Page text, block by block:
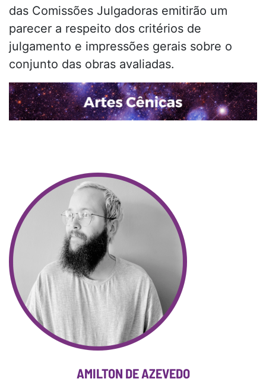
das Comissões Julgadoras emitirão um
parecer a respeito dos critérios de
julgamento e impressões gerais sobre o
conjunto das obras avaliadas.
AMILTON DE AZEVEDO